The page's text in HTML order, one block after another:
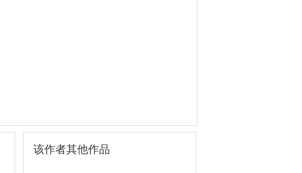
该作者其他作品